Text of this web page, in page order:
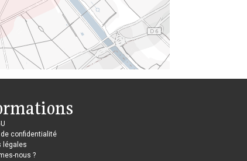
de confidentialité
légales
nous ?